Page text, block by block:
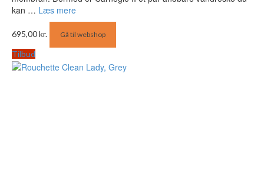
kan … Læs mere
695,00kr. Gå til webshop
Tilbud